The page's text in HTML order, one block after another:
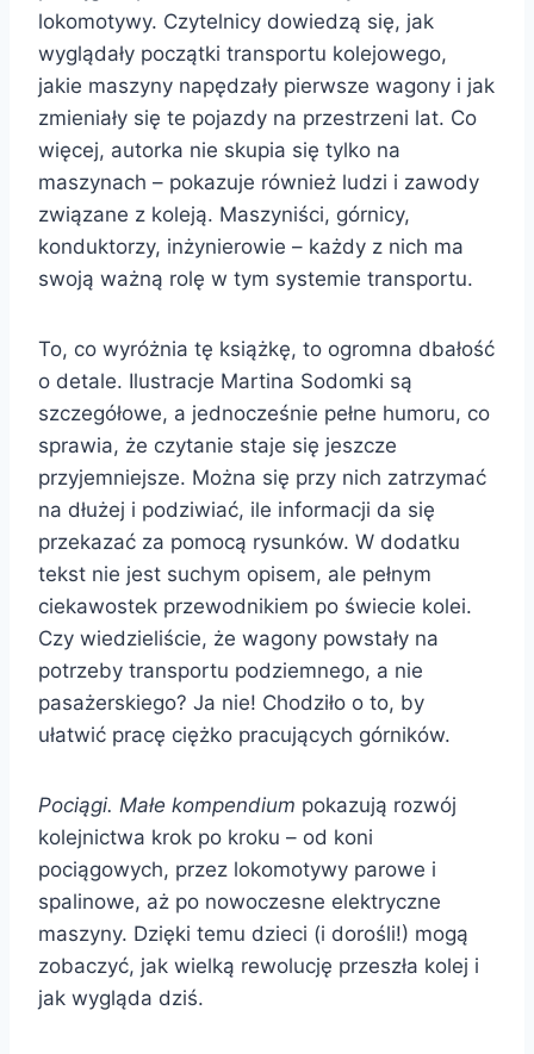
lokomotywy. Czytelnicy dowiedzą się, jak
wyglądały początki transportu kolejowego,
jakie maszyny napędzały pierwsze wagony i jak
zmieniały się te pojazdy na przestrzeni lat. Co
więcej, autorka nie skupia się tylko na
maszynach – pokazuje również ludzi i zawody
związane z koleją. Maszyniści, górnicy,
konduktorzy, inżynierowie – każdy z nich ma
swoją ważną rolę w tym systemie transportu.
To, co wyróżnia tę książkę, to ogromna dbałość
o detale. Ilustracje Martina Sodomki są
szczegółowe, a jednocześnie pełne humoru, co
sprawia, że czytanie staje się jeszcze
przyjemniejsze. Można się przy nich zatrzymać
na dłużej i podziwiać, ile informacji da się
przekazać za pomocą rysunków. W dodatku
tekst nie jest suchym opisem, ale pełnym
ciekawostek przewodnikiem po świecie kolei.
Czy wiedzieliście, że wagony powstały na
potrzeby transportu podziemnego, a nie
pasażerskiego? Ja nie! Chodziło o to, by
ułatwić pracę ciężko pracujących górników.
Pociągi. Małe kompendium pokazują rozwój
kolejnictwa krok po kroku – od koni
pociągowych, przez lokomotywy parowe i
spalinowe, aż po nowoczesne elektryczne
maszyny. Dzięki temu dzieci (i dorośli!) mogą
zobaczyć, jak wielką rewolucję przeszła kolej i
jak wygląda dziś.